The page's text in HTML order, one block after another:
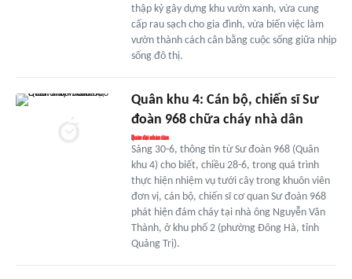
thập kỷ gây dựng khu vườn xanh, vừa cung
cấp rau sạch cho gia đình, vừa biến việc làm
vườn thành cách cân bằng cuộc sống giữa nhịp
sống đô thị.
Quân khu 4: Cán bộ, chiến sĩ Sư
đoàn 968 chữa cháy nhà dân
Sáng 30-6, thông tin từ Sư đoàn 968 (Quân
khu 4) cho biết, chiều 28-6, trong quá trình
thực hiện nhiệm vụ tưới cây trong khuôn viên
đơn vị, cán bộ, chiến sĩ cơ quan Sư đoàn 968
phát hiện đám cháy tại nhà ông Nguyễn Văn
Thành, ở khu phố 2 (phường Đông Hà, tỉnh
Quảng Trị).